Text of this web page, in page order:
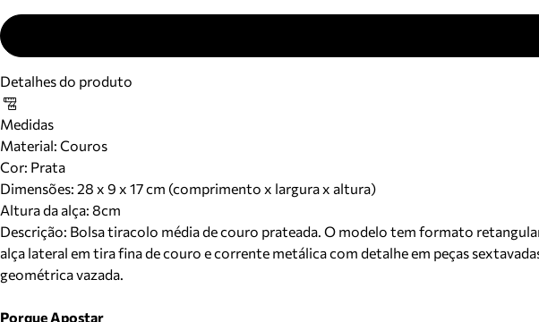
Detalhes do produto
Medidas
Material: Couros
Cor: Prata
Dimensões: 28 x 9 x 17 cm (comprimento x largura x altura)
Altura da alça: 8cm
Descrição: Bolsa tiracolo média de couro prateada. O modelo tem formato
alça lateral em tira fina de couro e corrente metálica com detalhe em peças
geométrica vazada.
Porque Apostar